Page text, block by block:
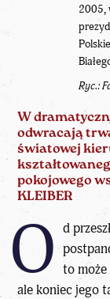
2005,
Ryc.:
W
odwracają
światowej
pokojowego
KLEIBER
O d
to może
ale koniec jego